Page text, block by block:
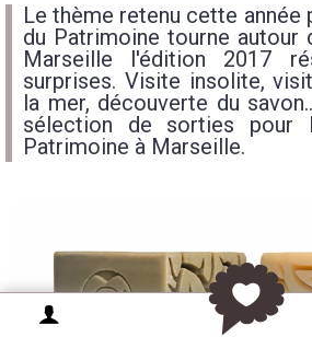
Le thème retenu cette année
du Patrimoine tourne autour
Marseille l'édition 2017
surprises. Visite insolite,
la mer, découverte du
sélection de sorties pour
Patrimoine à Marseille.